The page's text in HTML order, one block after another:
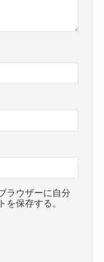
ラウザーに自分
を保存する。